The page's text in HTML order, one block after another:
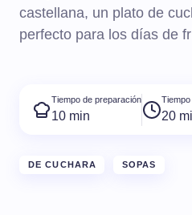
castellana, un plato de
perfecto para los días de
Tiempo de preparación
10 min 20
DE CUCHARA SOPAS